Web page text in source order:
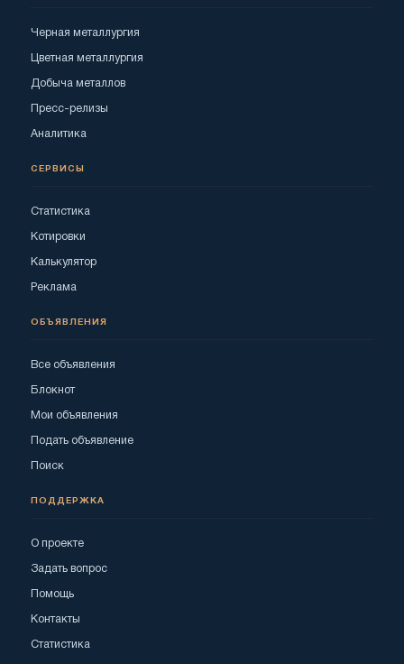
Черная металлургия
Цветная металлургия
Добыча металлов
Пресс-релизы
Аналитика
СЕРВИСЫ
Статистика
Котировки
Калькулятор
Реклама
ОБЪЯВЛЕНИЯ
Все объявления
Блокнот
Мои объявления
Подать объявление
Поиск
ПОДДЕРЖКА
О проекте
Задать вопрос
Помощь
Контакты
Статистика